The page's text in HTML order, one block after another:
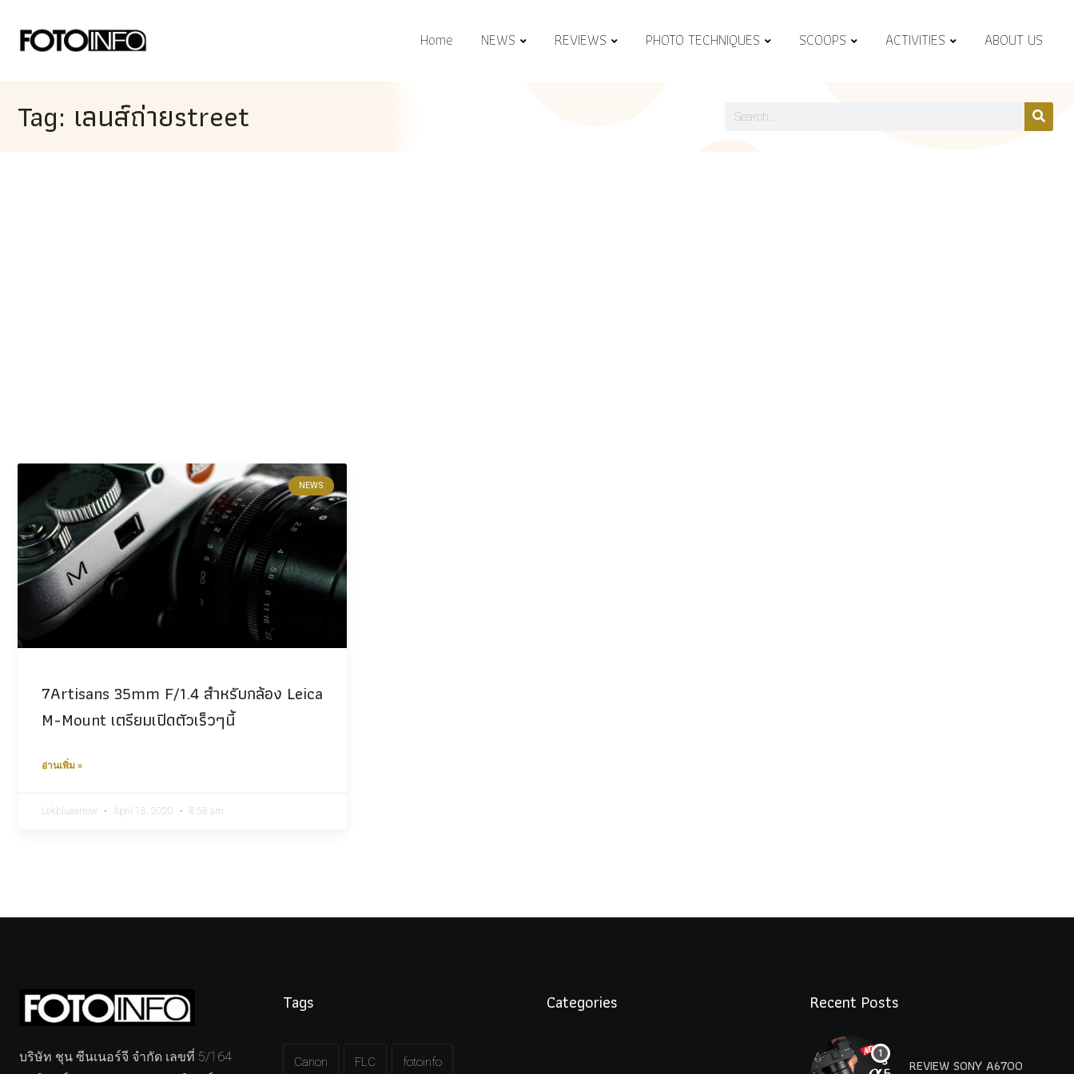
Home NEWS REVIEWS PHOTO TECHNIQUES SCOOPS ACTIVITIES ABOUT US
Tag: เลนส์ถ่ายstreet
NEWS
7Artisans 35mm F/1.4 สำหรับกล้อง Leica
M-Mount เตรี​ยมเปิดตัวเร็วๆนี้
อ่านเพิ่ม »
Lekbluearrow April 13, 2020 8:58 am
บริษัท ชุน ซีนเนอร์จี จำกัด เลขที่ 5/164
Tags
Canon FLC fotoinfo
Categories Recent Posts
REVIEW SONY A6700